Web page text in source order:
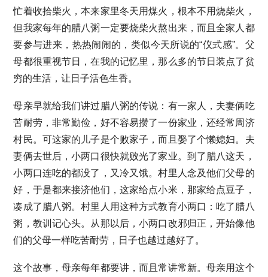
忙着收拾柴火，本来家里冬天用煤火，根本不用烧柴火，
但我家每年的腊八粥一定要烧柴火熬出来，而且全家人都
要参与进来，热热闹闹的，类似今天所说的“仪式感”。父
母都很重视节日，在我的记忆里，那么多的节日装点了贫
穷的生活，让日子活色生香。
母亲早就给我们讲过腊八粥的传说：有一家人，夫妻俩吃
苦耐劳，非常勤俭，好不容易攒了一份家业，还经常周济
村民。可这家的儿子是个败家子，而且娶了个懒媳妇。夫
妻俩去世后，小两口很快就败光了家业。到了腊八这天，
小两口连吃的都没了，又冷又饿。村里人念及他们父母的
好，于是都来接济他们，这家给点小米，那家给点豆子，
凑成了腊八粥。村里人用这种方式教育小两口：吃了腊八
粥，教训记心头。从那以后，小两口改邪归正，开始像他
们的父母一样吃苦耐劳，日子也越过越好了。
这个故事，母亲每年都要讲，而且常讲常新。母亲用这个